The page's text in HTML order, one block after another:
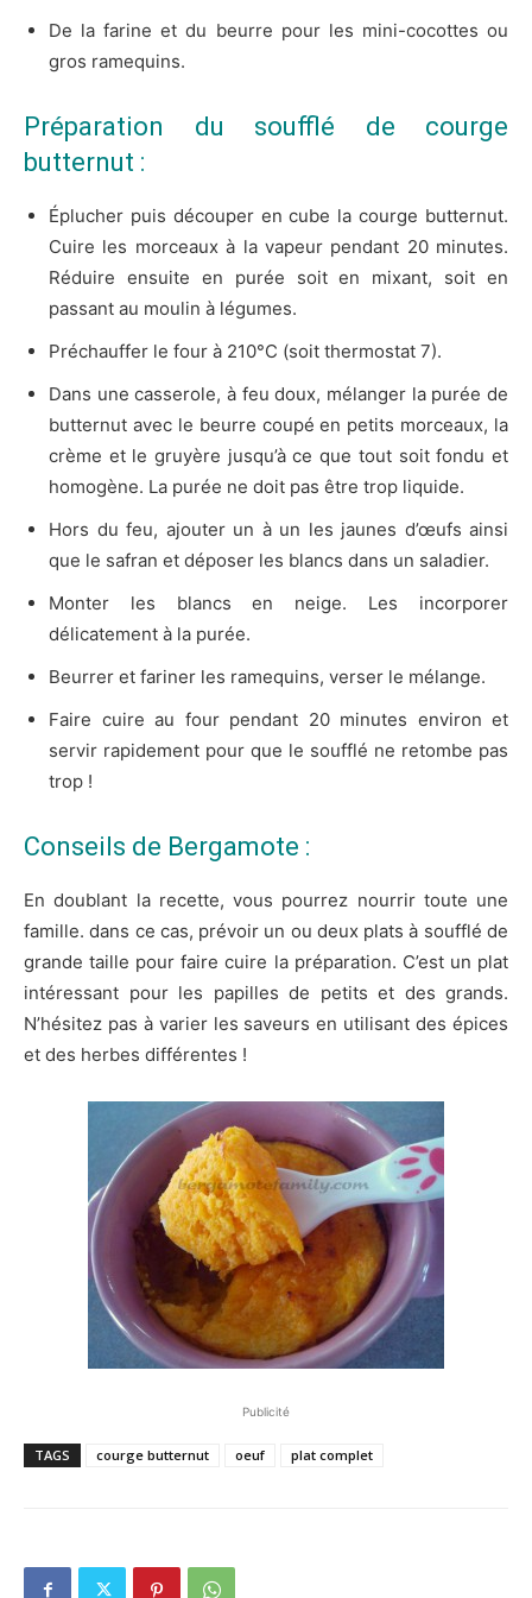
De la farine et du beurre pour les mini-cocottes ou
gros ramequins.
Préparation du soufflé de courge
butternut :
Éplucher puis découper en cube la courge butternut.
Cuire les morceaux à la vapeur pendant 20 minutes.
Réduire ensuite en purée soit en mixant, soit en
passant au moulin à légumes.
Préchauffer le four à 210°C (soit thermostat 7).
Dans une casserole, à feu doux, mélanger la purée de
butternut avec le beurre coupé en petits morceaux, la
crème et le gruyère jusqu’à ce que tout soit fondu et
homogène. La purée ne doit pas être trop liquide.
Hors du feu, ajouter un à un les jaunes d’œufs ainsi
que le safran et déposer les blancs dans un saladier.
Monter les blancs en neige. Les incorporer
délicatement à la purée.
Beurrer et fariner les ramequins, verser le mélange.
Faire cuire au four pendant 20 minutes environ et
servir rapidement pour que le soufflé ne retombe pas
trop !
Conseils de Bergamote :
En doublant la recette, vous pourrez nourrir toute une
famille. dans ce cas, prévoir un ou deux plats à soufflé de
grande taille pour faire cuire la préparation. C’est un plat
intéressant pour les papilles de petits et des grands.
N’hésitez pas à varier les saveurs en utilisant des épices
et des herbes différentes !
Publicité
TAGS courge butternut oeuf plat complet